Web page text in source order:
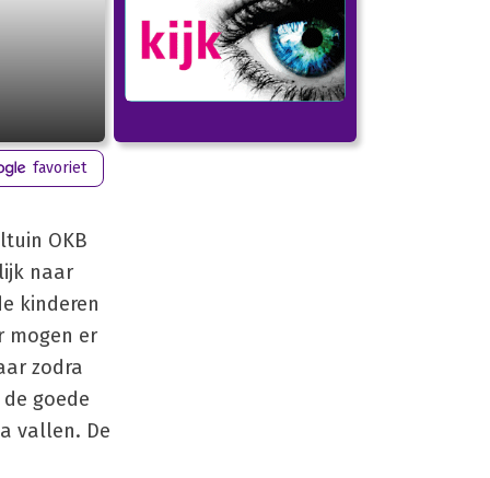
favoriet
OKB
naar
kinderen
mogen er
zodra
goede
vallen. De